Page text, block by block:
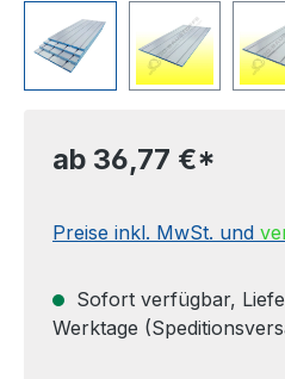
ab 36,77 €*
Preise inkl. MwSt. und
Sofort verfügbar,
Werktage